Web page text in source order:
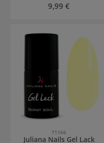
Regulärer Preis:
9,99 €
71166
Juliana Nails Gel Lack